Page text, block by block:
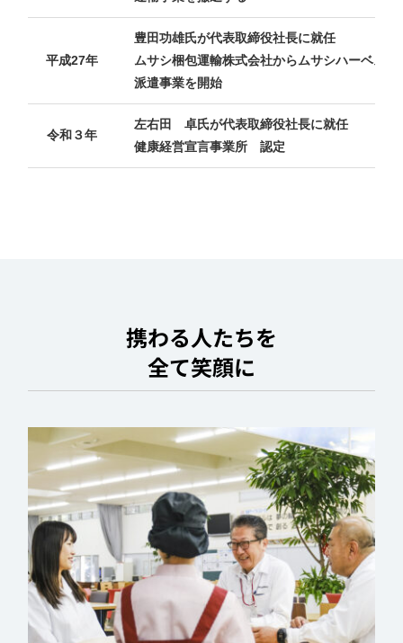
平成27年
豊田功雄氏が代表取締役社長に就任
ムサシ梱包運輸株式会社からムサシハーベス
派遣事業を開始
令和３年
左右田 卓氏が代表取締役社長に就任
健康経営宣言事業所 認定
携わる人たちを
全て笑顔に